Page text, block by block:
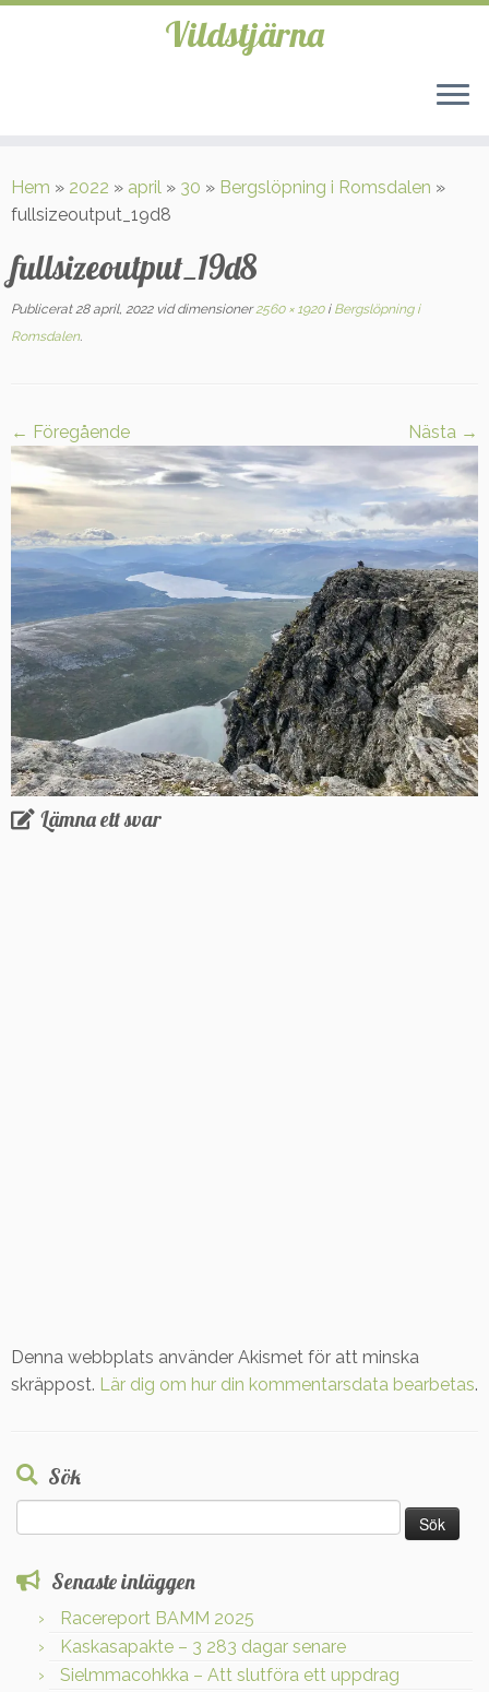
till
innehåll
Vildstjärna
Hem » 2022 » april » 30 » Bergslöpning i Romsdalen »
fullsizeoutput_19d8
fullsizeoutput_19d8
Publicerat 28 april, 2022vid dimensioner2560 × 1920iBergslöpning i
Romsdalen.
← Föregående Nästa →
Lämna ett svar
Denna webbplats använder Akismet för att minska
skräppost. Lär dig om hur din kommentarsdata bearbetas.
Sök
efter:
Senaste inläggen
Racereport BAMM 2025
Kaskasapakte – 3 283 dagar senare
Sielmmacohkka – Att slutföra ett uppdrag